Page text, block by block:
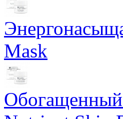
Mask
Обогащенный